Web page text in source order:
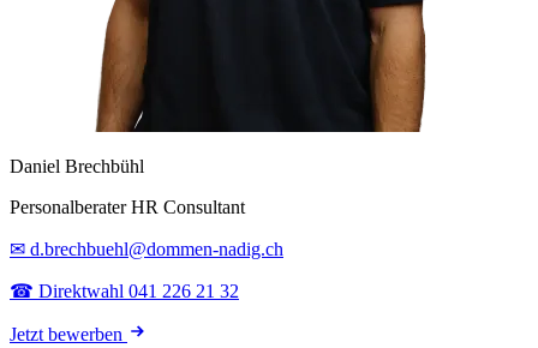
Daniel Brechbühl
Personalberater HR Consultant
✉ d.brechbuehl@dommen-nadig.ch
☎ Direktwahl 041 226 21 32
Jetzt bewerben